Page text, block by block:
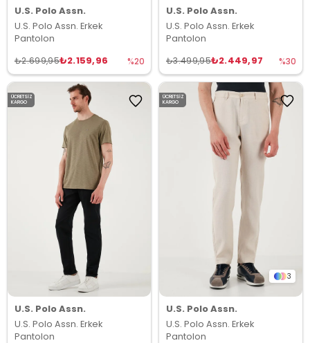
U.S. Polo Assn.
U.S. Polo Assn. Erkek
Pantolon
₺2.159,96
₺2.699,95 %20
U.S. Polo Assn.
U.S. Polo Assn. Erkek
Pantolon
₺2.449,97
₺3.499,95 %30
U.S. Polo Assn.
U.S. Polo Assn. Erkek
Pantolon
ÜCRETSIZ
KARGO
3
U.S. Polo Assn.
U.S. Polo Assn. Erkek
Pantolon
ÜCRETSIZ
KARGO